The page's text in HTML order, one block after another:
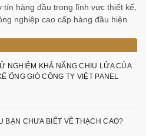
hàng đầu trong lĩnh vực thiết kế,
nghiệp cao cấp hàng đầu hiện
NGHIỆM KHẢ NĂNG CHỊU LỬA CỦA
ỐNG GIÓ CÔNG TY VIỆT PANEL
BẠN CHƯA BIẾT VỀ THẠCH CAO?